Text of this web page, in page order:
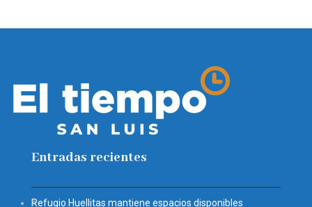
Entradas recientes
Refugio Huellitas mantiene espacios disponibles